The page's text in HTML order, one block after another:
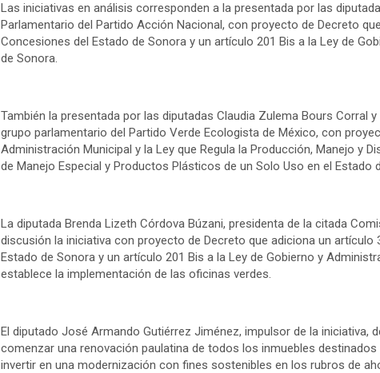
Las iniciativas en análisis corresponden a la presentada por las
Parlamentario del Partido Acción Nacional, con proyecto de Decreto
Concesiones del Estado de Sonora y un artículo 201 Bis a la Ley de
de Sonora.
También la presentada por las diputadas Claudia Zulema Bours Corral
grupo parlamentario del Partido Verde Ecologista de México, con
Administración Municipal y la Ley que Regula la Producción, Manejo y
de Manejo Especial y Productos Plásticos de un Solo Uso en el Estado
La diputada Brenda Lizeth Córdova Búzani, presidenta de la citada
discusión la iniciativa con proyecto de Decreto que adiciona un artículo
Estado de Sonora y un artículo 201 Bis a la Ley de Gobierno y
establece la implementación de las oficinas verdes.
El diputado José Armando Gutiérrez Jiménez, impulsor de la iniciativa,
comenzar una renovación paulatina de todos los inmuebles
invertir en una modernización con fines sostenibles en los rubros de